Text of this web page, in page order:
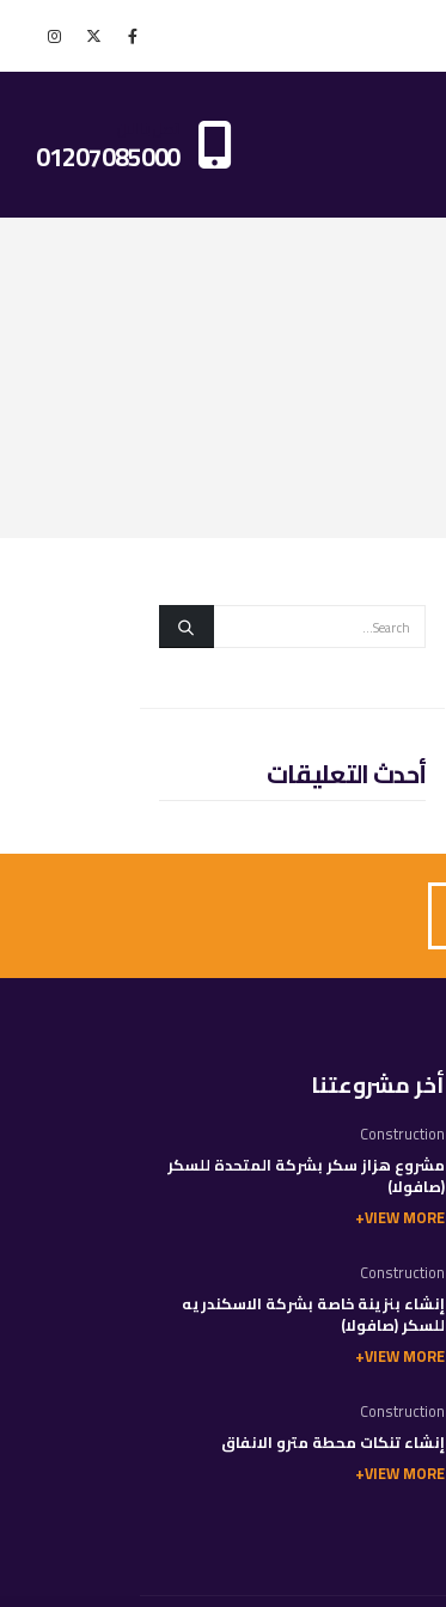
01207085000
أحدث التعليقات
أخر مشروعتنا
Construction
مشروع هزاز سكر بشركة المتحدة للسكر
(صافولا)
VIEW MORE
Construction
إنشاء بنزينة خاصة بشركة الاسكندريه
للسكر (صافولا)
VIEW MORE
Construction
إنشاء تنكات محطة مترو الانفاق
VIEW MORE